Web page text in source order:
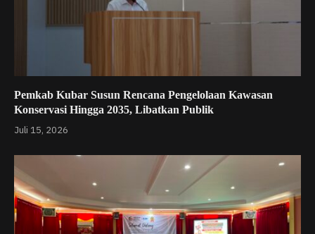
Pemkab Kubar Susun Rencana Pengelolaan Kawasan
Konservasi Hingga 2035, Libatkan Publik
Juli 15, 2026